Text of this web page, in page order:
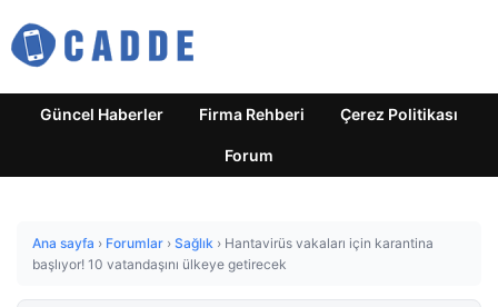
Güncel Haberler Firma Rehberi Çerez Politikası
Forum
Ana sayfa › Forumlar › Sağlık › Hantavirüs vakaları için karantina
başlıyor! 10 vatandaşını ülkeye getirecek